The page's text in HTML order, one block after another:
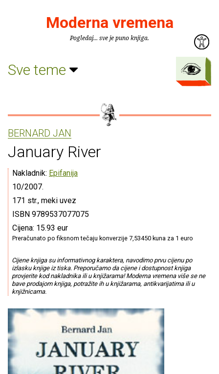
Moderna vremena
Pogledaj... sve je puno knjiga.
Sve teme
BERNARD JAN
January River
Nakladnik: Epifanija
10/2007.
171 str., meki uvez
ISBN 9789537077075
Cijena: 15.93 eur
Preračunato po fiksnom tečaju konverzije 7,53450 kuna za 1 euro
Cijene knjiga su informativnog karaktera, navodimo prvu cijenu po
izlasku knjige iz tiska. Preporučamo da cijene i dostupnost knjiga
provjerite kod nakladnika ili u knjižarama! Moderna vremena više se ne
bave prodajom knjiga, potražite ih u knjižarama, antikvarijatima ili u
knjižnicama.